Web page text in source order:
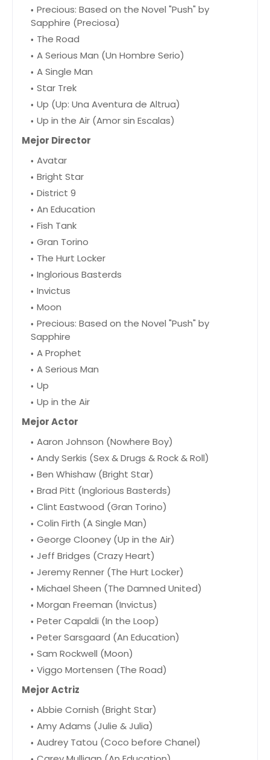
Precious: Based on the Novel "Push" by
Sapphire (Preciosa)
The Road
A Serious Man (Un Hombre Serio)
A Single Man
Star Trek
Up (Up: Una Aventura de Altrua)
Up in the Air (Amor sin Escalas)
Mejor Director
Avatar
Bright Star
District 9
An Education
Fish Tank
Gran Torino
The Hurt Locker
Inglorious Basterds
Invictus
Moon
Precious: Based on the Novel "Push" by
Sapphire
A Prophet
A Serious Man
Up
Up in the Air
Mejor Actor
Aaron Johnson (Nowhere Boy)
Andy Serkis (Sex & Drugs & Rock & Roll)
Ben Whishaw (Bright Star)
Brad Pitt (Inglorious Basterds)
Clint Eastwood (Gran Torino)
Colin Firth (A Single Man)
George Clooney (Up in the Air)
Jeff Bridges (Crazy Heart)
Jeremy Renner (The Hurt Locker)
Michael Sheen (The Damned United)
Morgan Freeman (Invictus)
Peter Capaldi (In the Loop)
Peter Sarsgaard (An Education)
Sam Rockwell (Moon)
Viggo Mortensen (The Road)
Mejor Actriz
Abbie Cornish (Bright Star)
Amy Adams (Julie & Julia)
Audrey Tatou (Coco before Chanel)